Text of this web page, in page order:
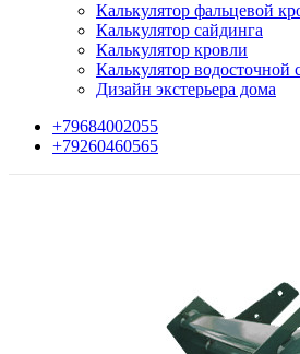
Калькулятор фальцевой
Калькулятор сайдинга
Калькулятор кровли
Калькулятор водосточной
Дизайн экстерьера дома
+79684002055
+79260460565